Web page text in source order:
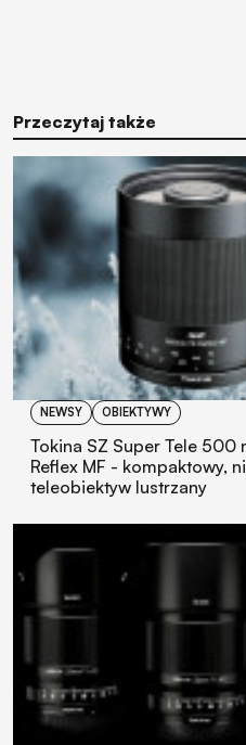
Przeczytaj także
NEWSY OBIEKTYWY
Tokina SZ Super Tele 500
Reflex MF - kompaktowy,
teleobiektyw lustrzany